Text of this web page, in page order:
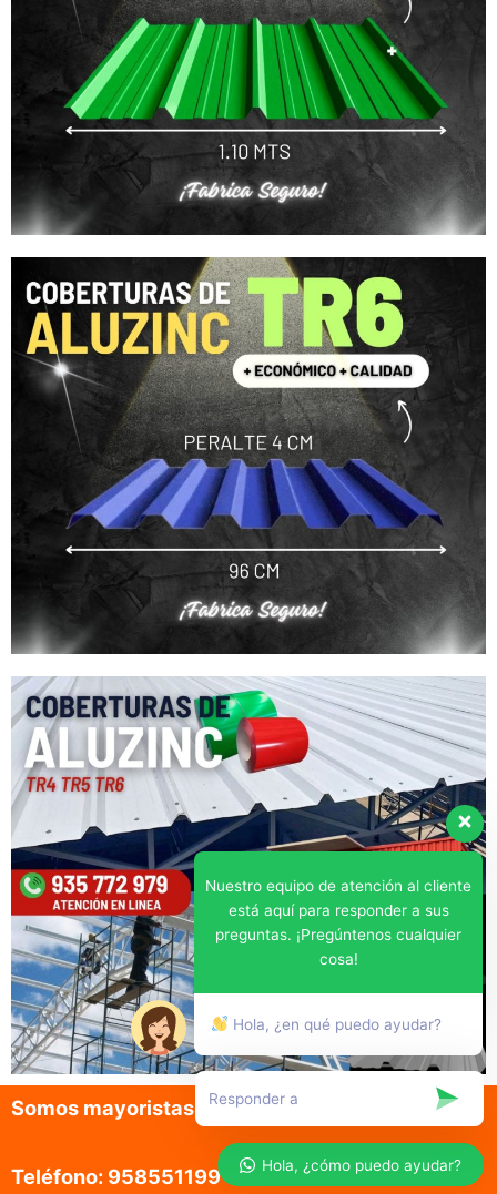
Somos mayoristas en la venta de aluzinc
Teléfono: 958551199
Nuestro equipo de atención al cliente
está aquí para responder a sus
preguntas. ¡Pregúntenos cualquier
cosa!
Hola, ¿en qué puedo ayudar?
Hola, ¿cómo puedo ayudar?